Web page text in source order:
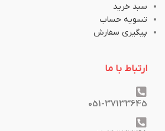
سبد خرید
تسویه حساب
پیگیری سفارش
ارتباط با ما
051-37133645